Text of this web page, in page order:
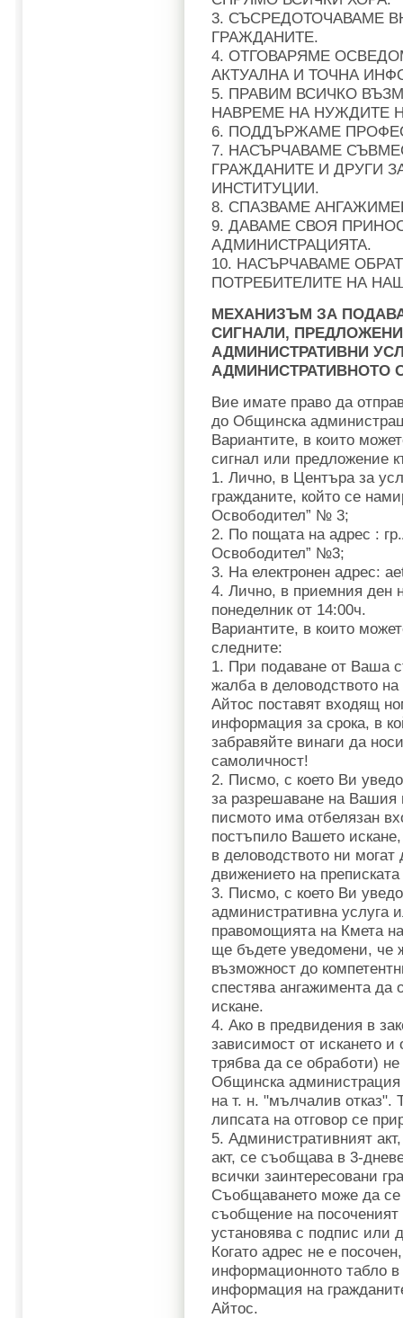
3. СЪСРЕДОТОЧАВАМЕ
ГРАЖДАНИТЕ.
4. ОТГОВАРЯМЕ
АКТУАЛНА И ТОЧНА
5. ПРАВИМ ВСИЧКО
НАВРЕМЕ НА НУЖДИТЕ
6. ПОДДЪРЖАМЕ
7. НАСЪРЧАВАМЕ
ГРАЖДАНИТЕ И ДРУГИ
ИНСТИТУЦИИ.
8. СПАЗВАМЕ
9. ДАВАМЕ СВОЯ
АДМИНИСТРАЦИЯТА.
10. НАСЪРЧАВАМЕ
ПОТРЕБИТЕЛИТЕ НА
МЕХАНИЗЪМ ЗА
СИГНАЛИ,
АДМИНИСТРАТИВНИ
АДМИНИСТРАТИВНОТО
Вие имате право да
до Общинска
Вариантите, в които
сигнал или предложение
1. Лично, в Центъра за
гражданите, който се
Освободител” № 3;
2. По пощата на адрес :
Освободител” №3;
3. На електронен адрес:
4. Лично, в приемния ден
понеделник от 14:00ч.
Вариантите, в които
следните:
1. При подаване от Ваша
жалба в деловодството
Айтос поставят входящ
информация за срока, в
забравяйте винаги да
самоличност!
2. Писмо, с което Ви
за разрешаване на Вашия
писмото има отбелязан
постъпило Вашето
в деловодството ни могат
движението на
3. Писмо, с което Ви
административна услуга
правомощията на Кмета
ще бъдете уведомени, че
възможност до
спестява ангажимента да
искане.
4. Ако в предвидения в
зависимост от искането
трябва да се обработи) не
Общинска администрация
на т. н. "мълчалив отказ".
липсата на отговор се
5. Административният
акт, се съобщава в 3-
всички заинтересовани
Съобщаването може да
съобщение на посоченият
установява с подпис или
Когато адрес не е
информационното табло
информация на
Айтос.